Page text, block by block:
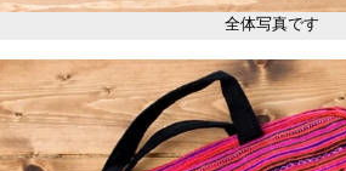
全体写真です